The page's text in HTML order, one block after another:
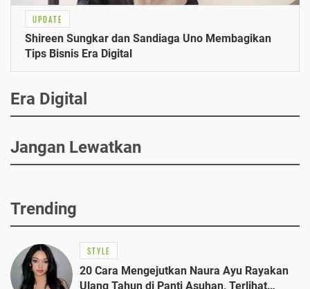
UPDATE
Shireen Sungkar dan Sandiaga Uno Membagikan
Tips Bisnis Era Digital
Era Digital
Jangan Lewatkan
Trending
STYLE
20 Cara Mengejutkan Naura Ayu Rayakan
Ulang Tahun di Panti Asuhan, Terlihat